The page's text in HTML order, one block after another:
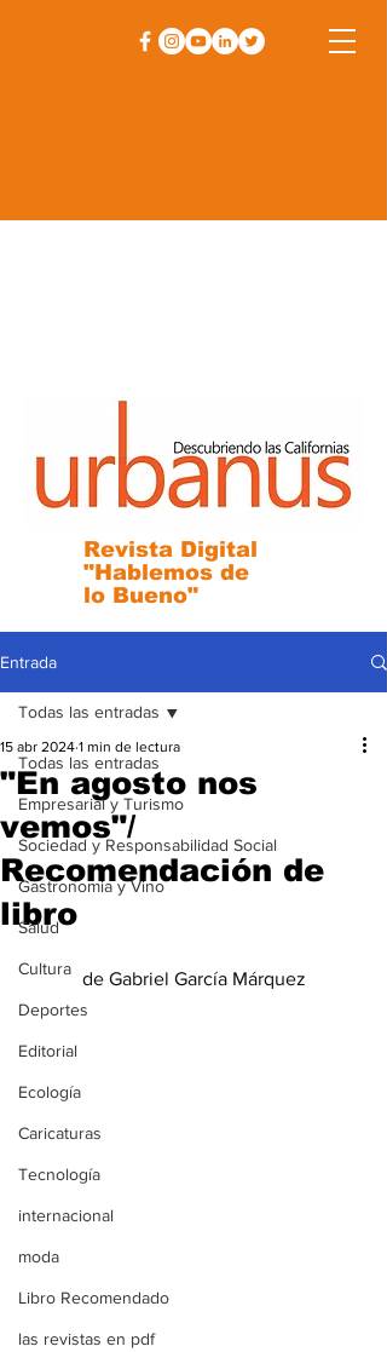
Revista Digital
"Hablemos de
lo Bueno"
Entrada
Todas las entradas
Empresarial y Turismo
Sociedad y Responsabilidad Social
Gastronomia y Vino
Salud
Cultura
Deportes
Editorial
Ecología
Caricaturas
Tecnología
internacional
moda
Libro Recomendado
las revistas en pdf
Todas las entradas
"En agosto nos
vemos"/
Recomendación de
libro
15 abr 2024 1 min de lectura
de Gabriel García Márquez